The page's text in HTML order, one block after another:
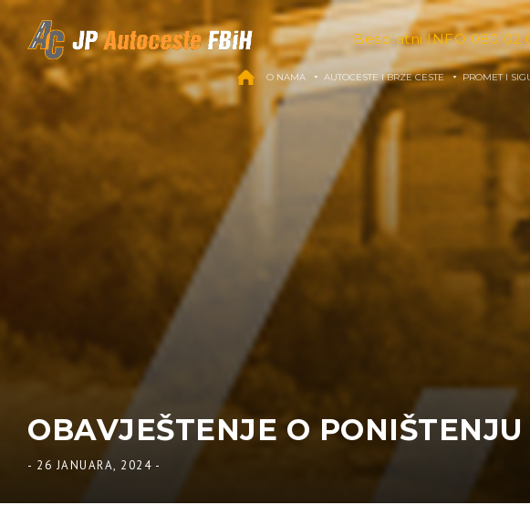
Skip to content
Besplatni INFO080 02
O NAMA AUTOCESTE I BRZE CESTE PROMET I
OBAVJEŠTENJE O
- 26 JANUARA, 2024 -